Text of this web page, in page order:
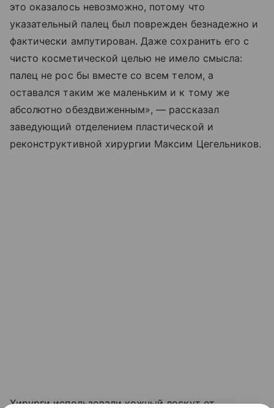
это оказалось невозможно, потому что
указательный палец был поврежден безнадежно и
фактически ампутирован. Даже сохранить его с
чисто косметической целью не имело смысла:
палец не рос бы вместе со всем телом, а
оставался таким же маленьким и к тому же
абсолютно обездвиженным», — рассказал
заведующий отделением пластической и
реконструктивной хирургии Максим Цегельников.
Хирурги использовали кожный лоскут от